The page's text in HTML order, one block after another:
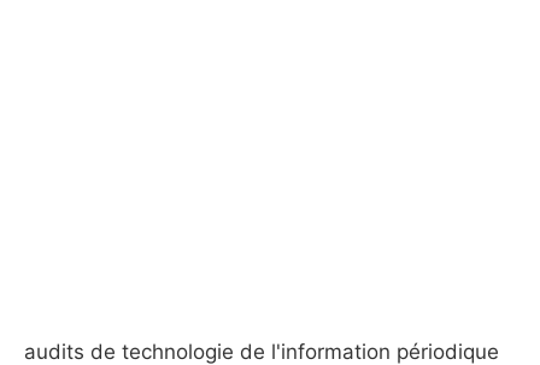
audits de technologie de l'information périodique